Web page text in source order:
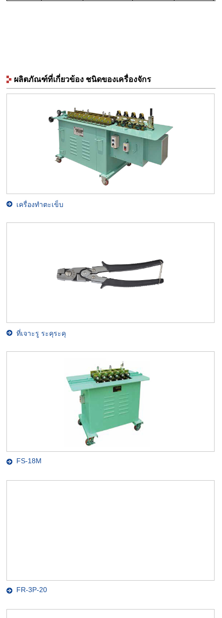
ผลิตภัณฑ์ที่เกี่ยวข้อง ชนิดของเครื่องจักร
เครื่องทำตะเข็บ
ที่เจาะรู ระคุระคุ
FS-18M
FR-3P-20